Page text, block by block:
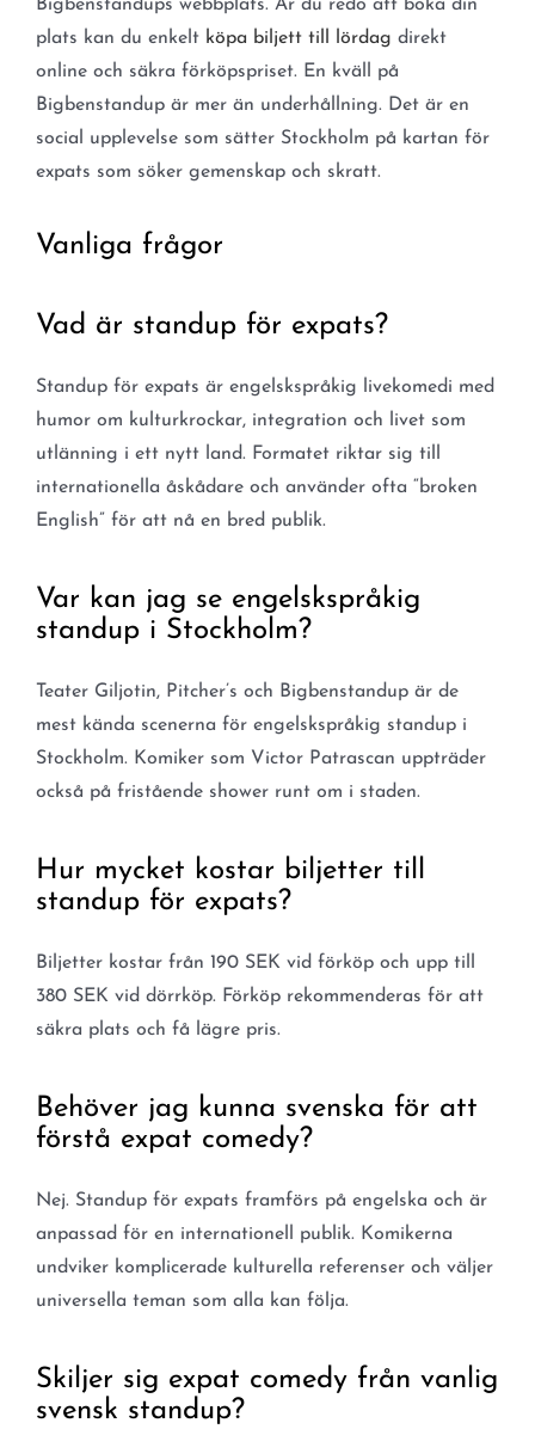
Bigbenstandups webbplats. Är du redo att boka din
plats kan du enkelt köpa biljett till lördag direkt
online och säkra förköpspriset. En kväll på
Bigbenstandup är mer än underhållning. Det är en
social upplevelse som sätter Stockholm på kartan för
expats som söker gemenskap och skratt.
Vanliga frågor
Vad är standup för expats?
Standup för expats är engelskspråkig livekomedi med
humor om kulturkrockar, integration och livet som
utlänning i ett nytt land. Formatet riktar sig till
internationella åskådare och använder ofta “broken
English” för att nå en bred publik.
Var kan jag se engelskspråkig
standup i Stockholm?
Teater Giljotin, Pitcher’s och Bigbenstandup är de
mest kända scenerna för engelskspråkig standup i
Stockholm. Komiker som Victor Patrascan uppträder
också på fristående shower runt om i staden.
Hur mycket kostar biljetter till
standup för expats?
Biljetter kostar från 190 SEK vid förköp och upp till
380 SEK vid dörrköp. Förköp rekommenderas för att
säkra plats och få lägre pris.
Behöver jag kunna svenska för att
förstå expat comedy?
Nej. Standup för expats framförs på engelska och är
anpassad för en internationell publik. Komikerna
undviker komplicerade kulturella referenser och väljer
universella teman som alla kan följa.
Skiljer sig expat comedy från vanlig
svensk standup?